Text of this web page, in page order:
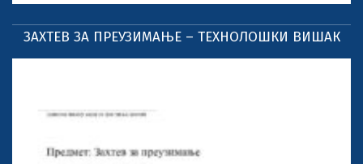
ЗАХТЕВ ЗА ПРЕУЗИМАЊЕ – ТЕХНОЛОШКИ ВИШАК